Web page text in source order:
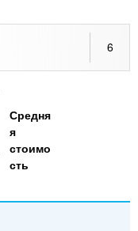
6
Средня
я
стоимо
сть